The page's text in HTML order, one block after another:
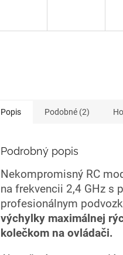
Popis Podobné (2)
Podrobný popis
Nekompromisný RC
na frekvencii 2,4 GHz s
profesionálnym
výchylky maximálnej
kolečkom na ovládači.